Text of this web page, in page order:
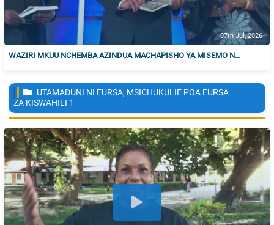
07th Jul, 2026
WAZIRI MKUU NCHEMBA AZINDUA MACHAPISHO YA MISEMO N...
UTAMADUNI NI FURSA, MSICHUKULIE POA FURSA
ZA KISWAHILI 1